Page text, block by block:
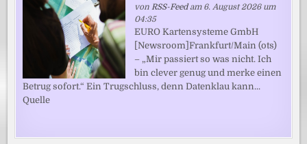
vonRSS-Feedam 6. August 2026 um
04:35
EURO Kartensysteme GmbH
[Newsroom]Frankfurt/Main (ots)
– „Mir passiert so was nicht. Ich
bin clever genug und merke einen
Betrug sofort.“ Ein Trugschluss, denn Datenklau kann...
Quelle